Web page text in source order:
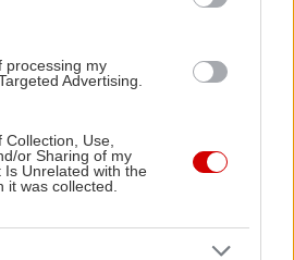
processing my
Advertising.
Use,
or Sharing of my
Is Unrelated with the
it was collected.
είναι οι μ***ες» –
Περδίκι